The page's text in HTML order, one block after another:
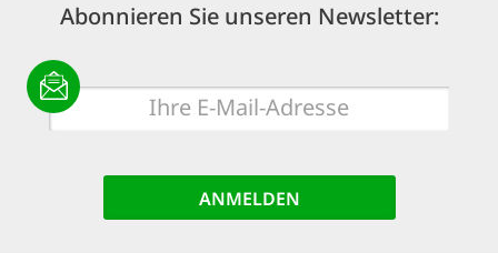
Abonnieren Sie unseren Newsletter:
E-
Mail